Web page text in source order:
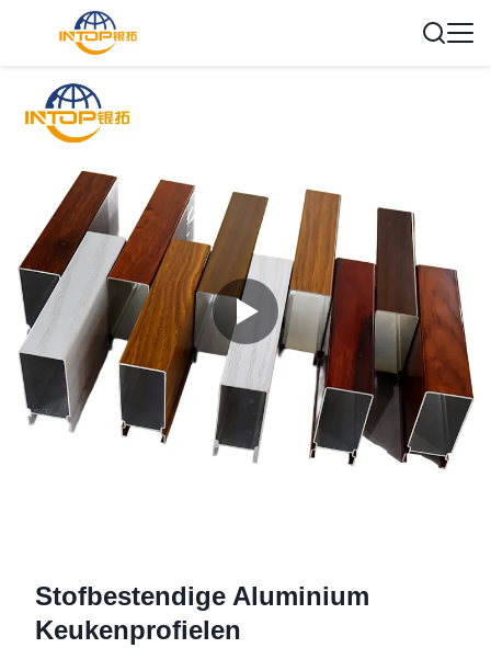
Stofbestendige Aluminium
Keukenprofielen